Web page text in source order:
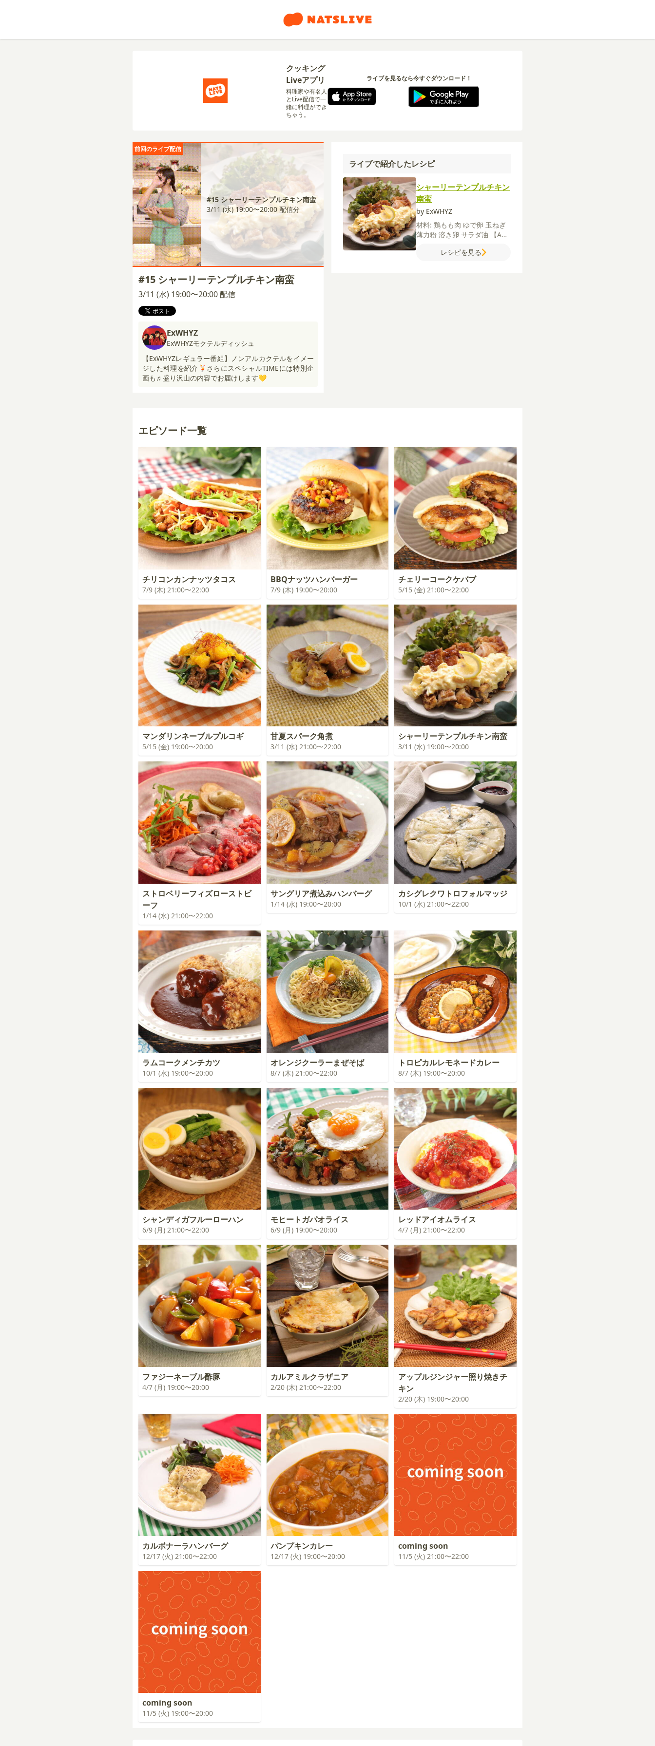
クッキング
Liveアプリ
料理家や有名人
とLive配信で一
緒に料理ができ
ちゃう。
ライブを見るなら今すぐダウンロード！
前回のライブ配信
#15 シャーリーテンプルチキン南蛮
3/11 (水) 19:00〜20:00 配信分
#15 シャーリーテンプルチキン南蛮
3/11 (水) 19:00〜20:00 配信
ExWHYZ
ExWHYZモクテルディッシュ
【ExWHYZレギュラー番組】ノンアルカクテルをイメー
ジした料理を紹介🍹さらにスペシャルTIMEには特別企
画も♬盛り沢山の内容でお届けします💛
ライブで紹介したレシピ
シャーリーテンプルチキン
南蛮
by ExWHYZ
材料: 鶏もも肉 ゆで卵 玉ねぎ
薄力粉 溶き卵 サラダ油
【A】
塩レモンしょうゆ
レシピを見る
エピソード一覧
チリコンカンナッツタコス
7/9 (木) 21:00〜22:00
BBQナッツハンバーガー
7/9 (木) 19:00〜20:00
チェリーコークケバブ
5/15 (金) 21:00〜22:00
マンダリンネーブルプルコギ
5/15 (金) 19:00〜20:00
甘夏スパーク角煮
3/11 (水) 21:00〜22:00
シャーリーテンプルチキン南蛮
3/11 (水) 19:00〜20:00
ストロベリーフィズローストビ
ーフ
1/14 (水) 21:00〜22:00
サングリア煮込みハンバーグ
1/14 (水) 19:00〜20:00
カシグレクワトロフォルマッジ
10/1 (水) 21:00〜22:00
ラムコークメンチカツ
10/1 (水) 19:00〜20:00
オレンジクーラーまぜそば
8/7 (木) 21:00〜22:00
トロピカルレモネードカレー
8/7 (木) 19:00〜20:00
シャンディガフルーローハン
6/9 (月) 21:00〜22:00
モヒートガパオライス
6/9 (月) 19:00〜20:00
レッドアイオムライス
4/7 (月) 21:00〜22:00
ファジーネーブル酢豚
4/7 (月) 19:00〜20:00
カルアミルクラザニア
2/20 (木) 21:00〜22:00
アップルジンジャー照り焼きチ
キン
2/20 (木) 19:00〜20:00
カルボナーラハンバーグ
12/17 (火) 21:00〜22:00
パンプキンカレー
12/17 (火) 19:00〜20:00
coming soon
11/5 (火) 21:00〜22:00
coming soon
11/5 (火) 19:00〜20:00